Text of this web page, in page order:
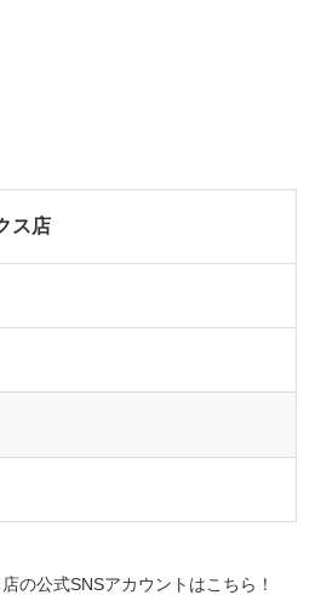
ス店
の公式SNSアカウントはこちら！